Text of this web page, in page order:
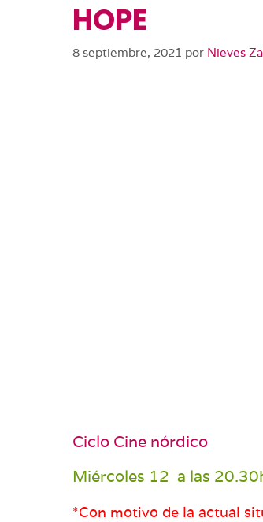
HOPE
8 septiembre, 2021 por Nieves
Ciclo Cine nórdico
Miércoles 12 a las
*Con motivo de la actual